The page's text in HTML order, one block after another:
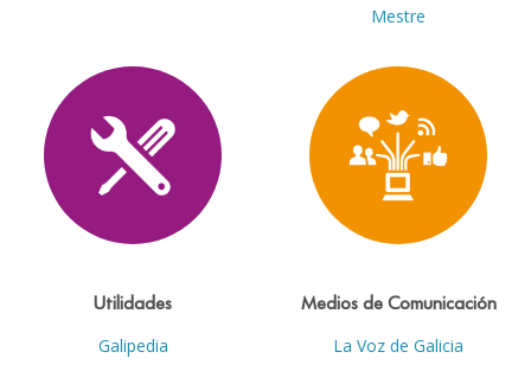
Mestre
Utilidades
Galipedia
Medios de Comunicación
La Voz de Galicia